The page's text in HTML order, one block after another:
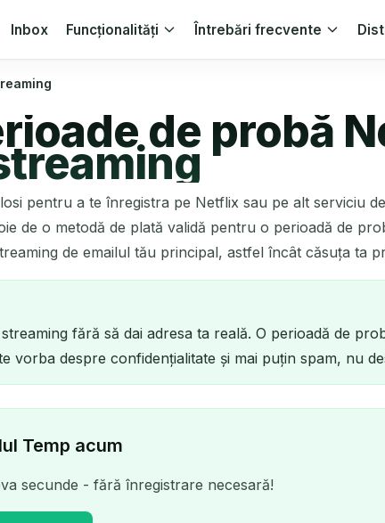
Inbox Funcționalități Întrebări frecvente
de probă
pentru a te înregistra pe Netflix sau pe alt serviciu
de o metodă de plată validă pentru o perioadă de
de emailul tău principal, astfel încât căsuța ta
fără să dai adresa ta reală. O perioadă de
despre confidențialitate și mai puțin spam, nu
Temp acum
secunde - fără înregistrare necesară!